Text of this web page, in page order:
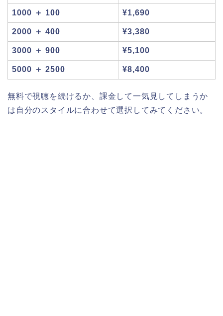
1000 ＋ 100 ¥1,690
2000 ＋ 400 ¥3,380
3000 ＋ 900 ¥5,100
5000 ＋ 2500 ¥8,400
無料で視聴を続けるか、課金して一気見してしまうか
は自分のスタイルに合わせて選択してみてください。